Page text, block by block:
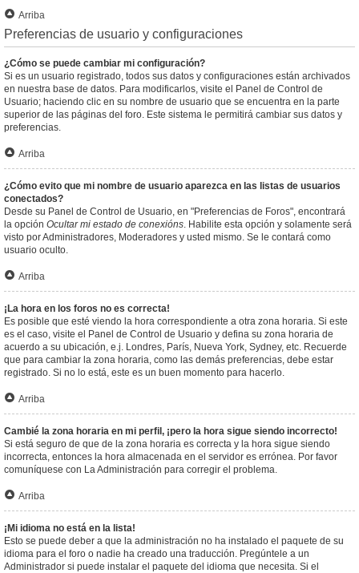
Arriba
Preferencias de usuario y configuraciones
¿Cómo se puede cambiar mi configuración?
Si es un usuario registrado, todos sus datos y configuraciones están archivados
en nuestra base de datos. Para modificarlos, visite el Panel de Control de
Usuario; haciendo clic en su nombre de usuario que se encuentra en la parte
superior de las páginas del foro. Este sistema le permitirá cambiar sus datos y
preferencias.
Arriba
¿Cómo evito que mi nombre de usuario aparezca en las listas de usuarios
conectados?
Desde su Panel de Control de Usuario, en "Preferencias de Foros", encontrará
la opción Ocultar mi estado de conexións. Habilite esta opción y solamente será
visto por Administradores, Moderadores y usted mismo. Se le contará como
usuario oculto.
Arriba
¡La hora en los foros no es correcta!
Es posible que esté viendo la hora correspondiente a otra zona horaria. Si este
es el caso, visite el Panel de Control de Usuario y defina su zona horaria de
acuerdo a su ubicación, e.j. Londres, París, Nueva York, Sydney, etc. Recuerde
que para cambiar la zona horaria, como las demás preferencias, debe estar
registrado. Si no lo está, este es un buen momento para hacerlo.
Arriba
Cambié la zona horaria en mi perfil, ¡pero la hora sigue siendo incorrecto!
Si está seguro de que de la zona horaria es correcta y la hora sigue siendo
incorrecta, entonces la hora almacenada en el servidor es errónea. Por favor
comuníquese con La Administración para corregir el problema.
Arriba
¡Mi idioma no está en la lista!
Esto se puede deber a que la administración no ha instalado el paquete de su
idioma para el foro o nadie ha creado una traducción. Pregúntele a un
Administrador si puede instalar el paquete del idioma que necesita. Si el